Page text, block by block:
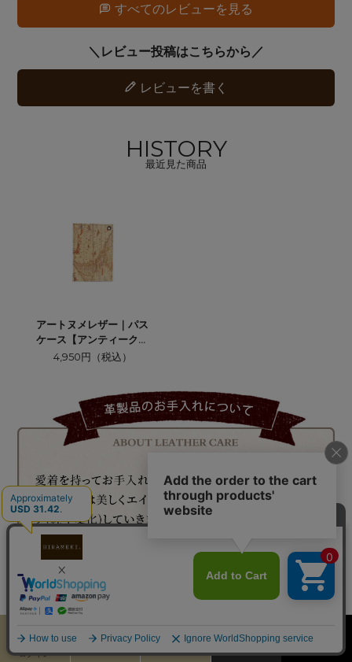
すべてのレビューを見る
レビューを書く
HISTORY
最近見た商品
アートヌメレザー｜パス
ケース【アンティークマ
ップ】
4,950円（税込）
ログイン